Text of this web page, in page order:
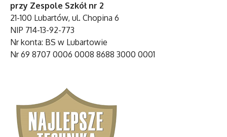
przy Zespole Szkół nr 2
21-100 Lubartów, ul. Chopina 6
NIP 714-13-92-773
Nr konta: BS w Lubartowie
Nr 69 8707 0006 0008 8688 3000 0001